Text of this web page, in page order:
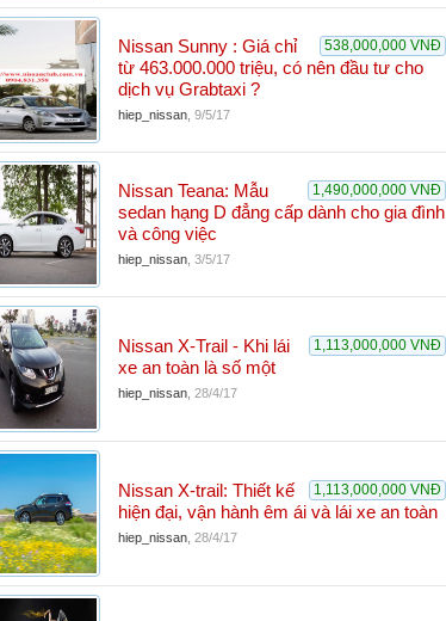
538,000,000 VNĐ
Nissan Sunny : Giá chỉ
từ 463.000.000 triệu, có nên đầu tư cho
dịch vụ Grabtaxi ?
hiep_nissan 9/5/17
1,490,000,000 VNĐ
Nissan Teana: Mẫu
sedan hạng D đẳng cấp dành cho gia đình
và công việc
hiep_nissan 3/5/17
1,113,000,000 VNĐ
Nissan X-Trail - Khi lái
xe an toàn là số một
hiep_nissan 28/4/17
1,113,000,000 VNĐ
Nissan X-trail: Thiết kế
hiện đại, vận hành êm ái và lái xe an toàn
hiep_nissan 28/4/17